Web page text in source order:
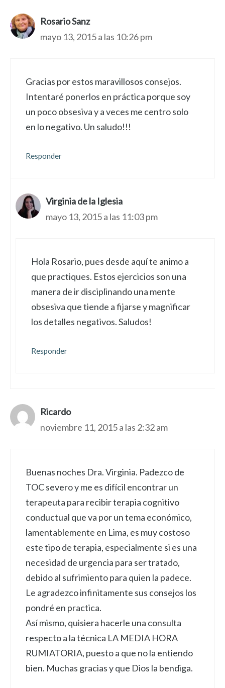
Rosario Sanz
mayo 13, 2015 a las 10:26 pm
Gracias por estos maravillosos consejos.
Intentaré ponerlos en práctica porque soy
un poco obsesiva y a veces me centro solo
en lo negativo. Un saludo!!!
Responder
Virginia de la Iglesia
mayo 13, 2015 a las 11:03 pm
Hola Rosario, pues desde aquí te animo a
que practiques. Estos ejercicios son una
manera de ir disciplinando una mente
obsesiva que tiende a fijarse y magnificar
los detalles negativos. Saludos!
Responder
Ricardo
noviembre 11, 2015 a las 2:32 am
Buenas noches Dra. Virginia. Padezco de
TOC severo y me es difícil encontrar un
terapeuta para recibir terapia cognitivo
conductual que va por un tema económico,
lamentablemente en Lima, es muy costoso
este tipo de terapia, especialmente si es una
necesidad de urgencia para ser tratado,
debido al sufrimiento para quien la padece.
Le agradezco infinitamente sus consejos los
pondré en practica.
Así mismo, quisiera hacerle una consulta
respecto a la técnica LA MEDIA HORA
RUMIATORIA, puesto a que no la entiendo
bien. Muchas gracias y que Dios la bendiga.